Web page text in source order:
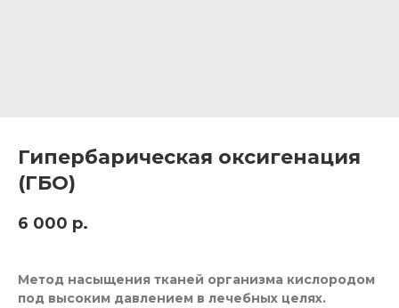
Гипербарическая оксигенация
(ГБО)
6 000 р.
Метод насыщения тканей организма кислородом
под высоким давлением в лечебных целях.